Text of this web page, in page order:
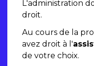
L'administration
droit.
Au cours de la
avez droit à l'
de votre choix.